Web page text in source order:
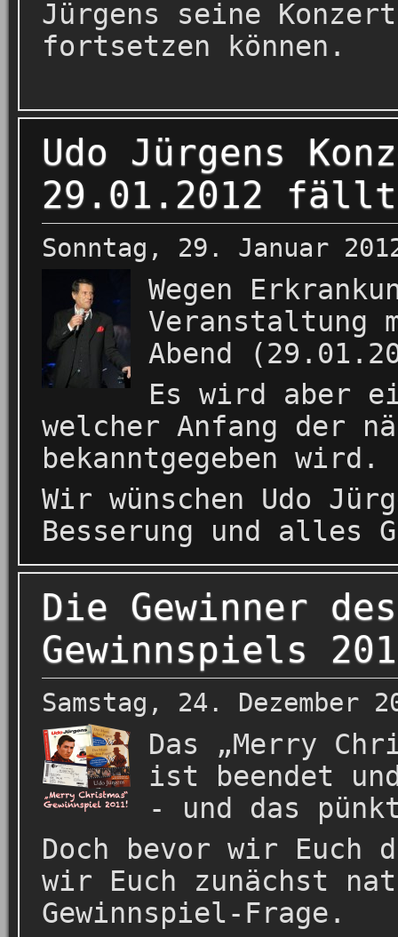
Jürgens seine
fortsetzen können.
Udo Jürgens
29.01.2012
Sonntag, 29. Januar
Wegen
Veranstaltung
Abend
Es wird aber
welcher Anfang der
bekanntgegeben wird.
Wir wünschen Udo
Besserung und alles
Die Gewinner
Gewinnspiels
Samstag, 24. Dezember
Das „Merry
ist beendet
- und das
Doch bevor wir
wir Euch zunächst
Gewinnspiel-Frage.